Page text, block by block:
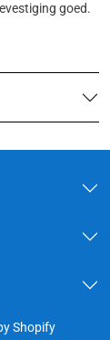
goed.
Shopify